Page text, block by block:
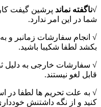
√ناگفته نماند پرشین گیفت
شما در این امر ندارد.
√ انجام سفارشات زمانبر
بکشد لطفا شکیبا باشید.
√ سفارشات خارجی به دلیل
قابل لغو نیستند.
√ به علت تحریم ها لطفا در
کنید و از نگه داشتنش